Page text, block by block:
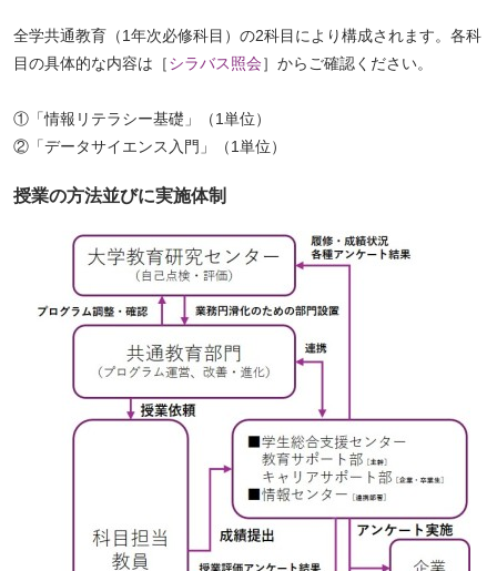
全学共通教育（1年次必修科目）の2科目により構成されます。各科
目の具体的な内容は［シラバス照会］からご確認ください。
①「情報リテラシー基礎」（1単位）
②「データサイエンス入門」（1単位）
授業の⽅法並びに実施体制